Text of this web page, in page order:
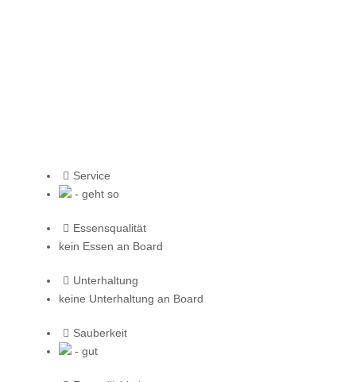
Service
- geht so
Essensqualität
kein Essen an Board
Unterhaltung
keine Unterhaltung an Board
Sauberkeit
- gut